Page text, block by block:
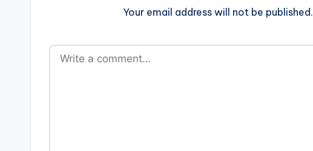
Your email address will not be published.